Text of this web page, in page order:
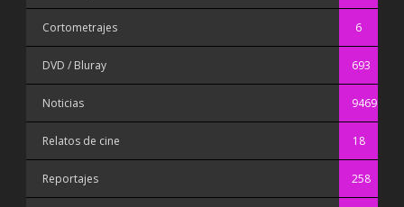
Cortometrajes 6
DVD / Bluray 693
Noticias 9469
Relatos de cine 18
Reportajes 258